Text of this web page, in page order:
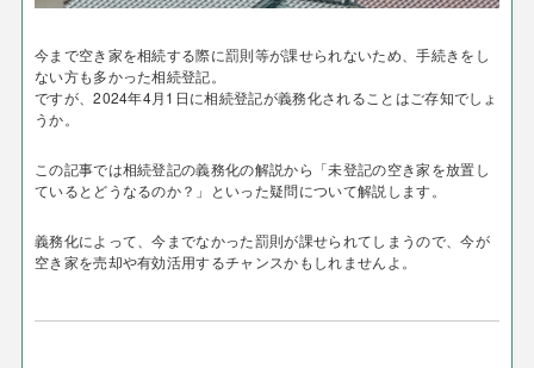
今まで空き家を相続する際に罰則等が課せられないため、手続きをし
ない方も多かった相続登記。
ですが、2024年4月1日に相続登記が義務化されることはご存知でしょ
うか。
この記事では相続登記の義務化の解説から「未登記の空き家を放置し
ているとどうなるのか？」といった疑問について解説します。
義務化によって、今までなかった罰則が課せられてしまうので、今が
空き家を売却や有効活用するチャンスかもしれませんよ。